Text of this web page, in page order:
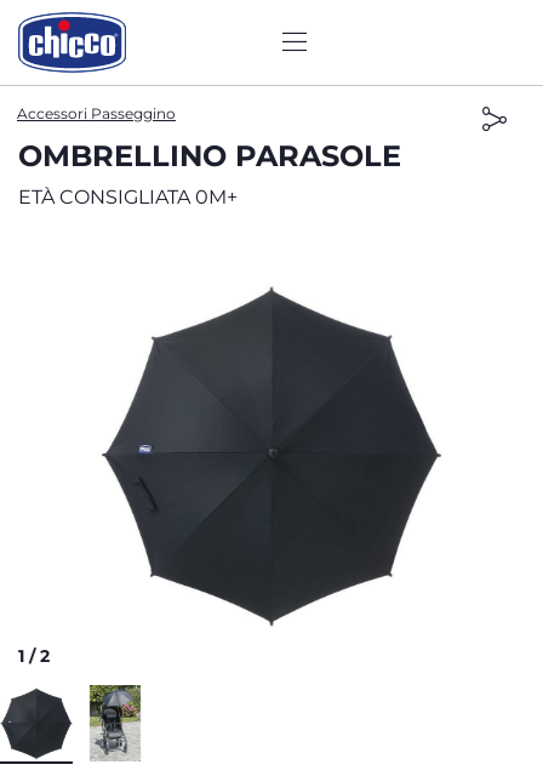
Accessori Passeggino
OMBRELLINO PARASOLE
ETÀ CONSIGLIATA 0M+
1 /2